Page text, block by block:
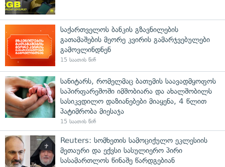
საქართველოს ბანკის გზავნილების
გათამაშების მეორე კვირის გამარჯვებულები
გამოვლინდნენ
15 საათის წინ
სანიტარს, რომელმაც ბათუმის საავადმყოფოს
საპირფარეშოში იმშობიარა და ახალშობილს
სასიკვდილო დაზიანებები მიაყენა, 4 წლით
პატიმრობა მიესაჯა
15 საათის წინ
Reuters: სომხეთის სამოციქულო ეკლესიის
მეთაური და ექვსი სასულიერო პირი
სასამართლოს წინაშე წარდგებიან